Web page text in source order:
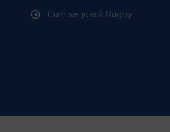
Cum se joacă Rugby